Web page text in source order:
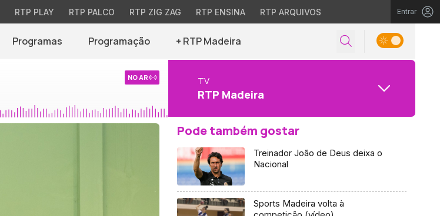
RTP PLAY RTP PALCO RTP ZIG ZAG RTP ENSINA RTP ARQUIVOS Entrar
Programas Programação + RTP Madeira
NO AR TV
RTP Madeira
Pode também gostar
Treinador João de Deus deixa o
Nacional
Sports Madeira volta à